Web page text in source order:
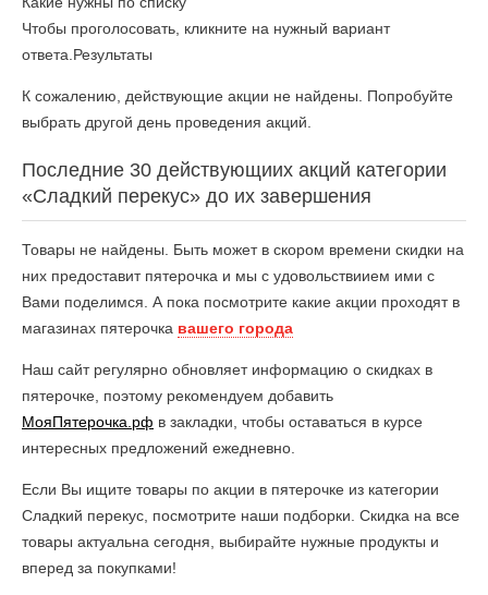
Чтобы проголосовать, кликните на нужный вариант
ответа. Результаты
К сожалению, действующие акции не найдены. Попробуйте
выбрать другой день проведения акций.
Последние 30 действующиих акций категории
«Сладкий перекус» до их завершения
Товары не найдены. Быть может в скором времени скидки на
них предоставит пятерочка и мы с удовольствиием ими с
Вами поделимся. А пока посмотрите какие акции проходят в
магазинах пятерочка вашего города
Наш сайт регулярно обновляет информацию о скидках в
пятерочке, поэтому рекомендуем добавить
МояПятерочка.рф в закладки, чтобы оставаться в курсе
интересных предложений ежедневно.
Если Вы ищите товары по акции в пятерочке из категории
Сладкий перекус, посмотрите наши подборки. Скидка на все
товары актуальна сегодня, выбирайте нужные продукты и
вперед за покупками!